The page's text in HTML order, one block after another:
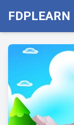
FDPLEARN